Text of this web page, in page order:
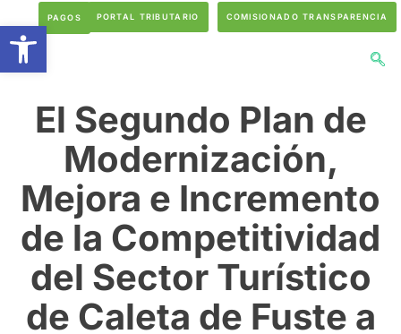
PAGOS PORTAL TRIBUTARIO COMISIONADO TRANSPARENCIA
El Segundo Plan de
Modernización,
Mejora e Incremento
de la Competitividad
del Sector Turístico
de Caleta de Fuste a
Abrir barra de herramientas